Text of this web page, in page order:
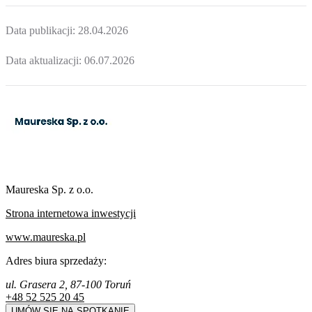
Data publikacji: 28.04.2026
Data aktualizacji: 06.07.2026
Maureska Sp. z o.o.
Strona internetowa inwestycji
www.maureska.pl
Adres biura sprzedaży:
ul. Grasera 2, 87-100 Toruń
+48 52 525 20 45